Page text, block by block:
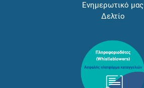
Ενημερωτικό μας
Δελτίο